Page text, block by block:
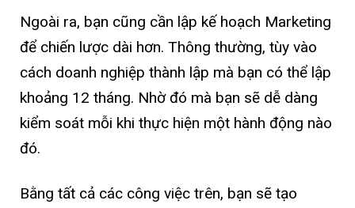
Ngoài ra, bạn cũng cần lập kế hoạch Marketing
để chiến lược dài hơn. Thông thường, tùy vào
cách doanh nghiệp thành lập mà bạn có thể lập
khoảng 12 tháng. Nhờ đó mà bạn sẽ dễ dàng
kiểm soát mỗi khi thực hiện một hành động nào
đó.
Bằng tất cả các công việc trên, bạn sẽ tạo